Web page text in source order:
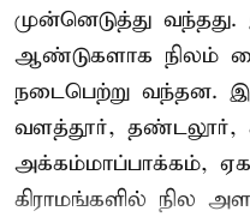
முன்னெடுத்து
ஆண்டுகளாக நிலம்
நடைபெற்று வந்தன.
வளத்தூர், தண்டலூர்,
அக்கம்மாப்பாக்கம்,
கிராமங்களில் நில